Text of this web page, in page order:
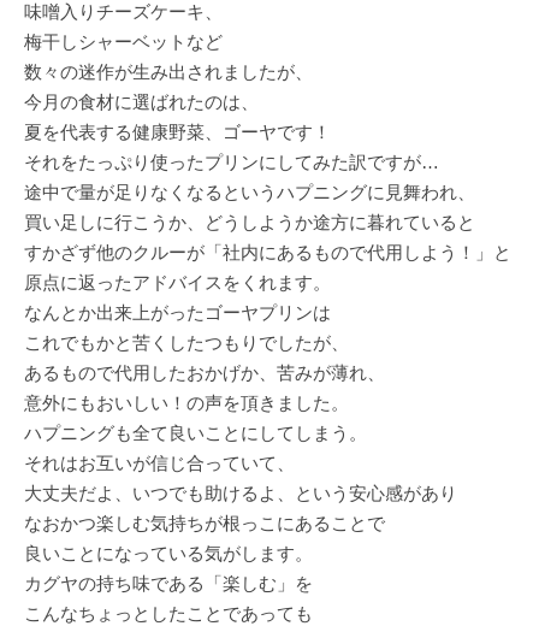
味噌入りチーズケーキ、
梅干しシャーベットなど
数々の迷作が生み出されましたが、
今月の食材に選ばれたのは、
夏を代表する健康野菜、ゴーヤです！
それをたっぷり使ったプリンにしてみた訳ですが…
途中で量が足りなくなるというハプニングに見舞われ、
買い足しに行こうか、どうしようか途方に暮れていると
すかざず他のクルーが「社内にあるもので代用しよう！」と
原点に返ったアドバイスをくれます。
なんとか出来上がったゴーヤプリンは
これでもかと苦くしたつもりでしたが、
あるもので代用したおかげか、苦みが薄れ、
意外にもおいしい！の声を頂きました。
ハプニングも全て良いことにしてしまう。
それはお互いが信じ合っていて、
大丈夫だよ、いつでも助けるよ、という安心感があり
なおかつ楽しむ気持ちが根っこにあることで
良いことになっている気がします。
カグヤの持ち味である「楽しむ」を
こんなちょっとしたことであっても